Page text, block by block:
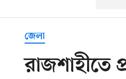
জেলা
রাজশাহীতে